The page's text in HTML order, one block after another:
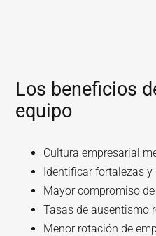
Los beneficios
equipo
Cultura empresarial
Identificar fortalezas y
Mayor compromiso
Tasas de ausentismo
Menor rotación de